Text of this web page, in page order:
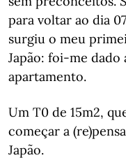
para voltar ao dia
surgiu o meu
Japão: foi-me
apartamento.
Um T0 de 15m2,
começar a
Japão.